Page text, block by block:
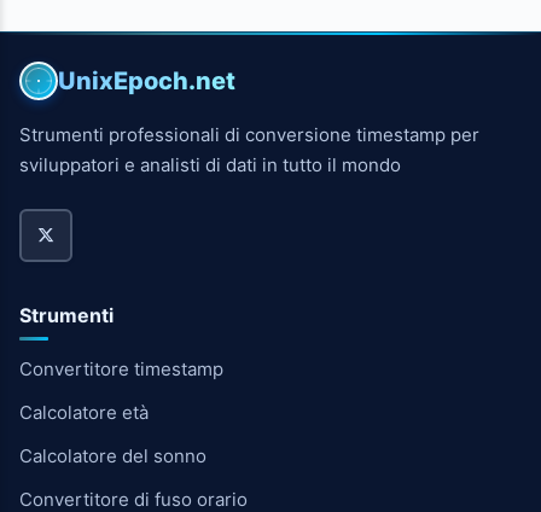
UnixEpoch.net
Strumenti professionali di conversione timestamp per
sviluppatori e analisti di dati in tutto il mondo
Strumenti
Convertitore timestamp
Calcolatore età
Calcolatore del sonno
Convertitore di fuso orario